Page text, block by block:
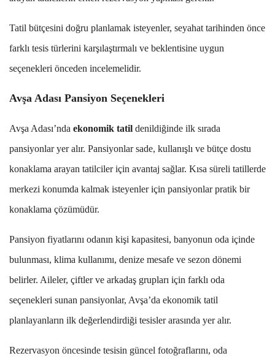
Tatil bütçesini doğru planlamak isteyenler, seyahat tarihinden önce
farklı tesis türlerini karşılaştırmalı ve beklentisine uygun
seçenekleri önceden incelemelidir.
Avşa Adası Pansiyon Seçenekleri
Avşa Adası’nda ekonomik tatil denildiğinde ilk sırada
pansiyonlar yer alır. Pansiyonlar sade, kullanışlı ve bütçe dostu
konaklama arayan tatilciler için avantaj sağlar. Kısa süreli tatillerde
merkezi konumda kalmak isteyenler için pansiyonlar pratik bir
konaklama çözümüdür.
Pansiyon fiyatlarını odanın kişi kapasitesi, banyonun oda içinde
bulunması, klima kullanımı, denize mesafe ve sezon dönemi
belirler. Aileler, çiftler ve arkadaş grupları için farklı oda
seçenekleri sunan pansiyonlar, Avşa’da ekonomik tatil
planlayanların ilk değerlendirdiği tesisler arasında yer alır.
Rezervasyon öncesinde tesisin güncel fotoğraflarını, oda